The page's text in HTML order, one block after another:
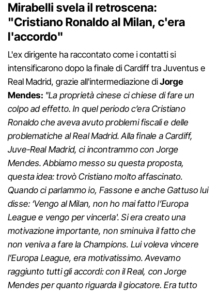
Mirabelli svela il retroscena:
"Cristiano Ronaldo al Milan, c'era
l'accordo"
L'ex dirigente ha raccontato come i contatti si
intensificarono dopo la finale di Cardiff tra Juventus e
Real Madrid, grazie all'intermediazione diJorge
Mendes: "La proprietà cinese ci chiese di fare un
colpo ad effetto. In quel periodo c’era Cristiano
Ronaldo che aveva avuto problemi fiscali e delle
problematiche al Real Madrid. Alla finale a Cardiff,
Juve-Real Madrid, ci incontrammo con Jorge
Mendes. Abbiamo messo su questa proposta,
questa idea: trovò Cristiano molto affascinato.
Quando ci parlammo io, Fassone e anche Gattuso lui
disse: ‘Vengo al Milan, non ho mai fatto l’Europa
League e vengo per vincerla'. Si era creato una
motivazione importante, non sminuiva il fatto che
non veniva a fare la Champions. Lui voleva vincere
l’Europa League, era motivatissimo. Avevamo
raggiunto tutti gli accordi: con il Real, con Jorge
Mendes per quanto riguarda il giocatore. Era tutto